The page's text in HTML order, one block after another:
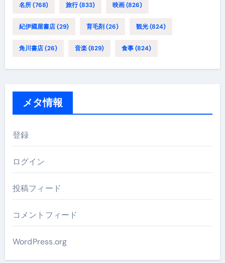
名所(768) 旅行(833) 映画(826)
紀伊國屋書店(29) 育毛剤(26) 観光(824)
角川書店(26) 音楽(829) 食事(824)
メタ情報
登録
ログイン
投稿フィード
コメントフィード
WordPress.org